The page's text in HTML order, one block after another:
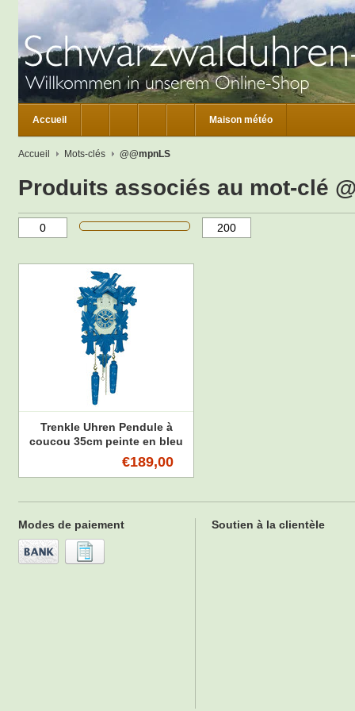
Accueil Maison météo
Accueil Mots-clés @@mpnLS
Produits associés au mot-clé
Trenkle Uhren Pendule à
coucou 35cm peinte en bleu
et blanc avec mouvement à
quartz et capteur de lumière
€189,00
Modes de paiement Soutien à la clientèle